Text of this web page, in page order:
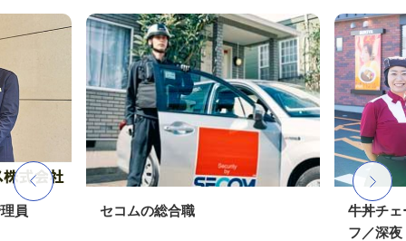
員 セコムの総合職
牛丼チェ
フ／深夜